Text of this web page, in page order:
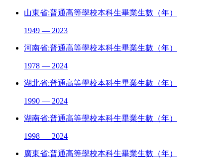
山東省:普通高等學校本科生畢業生數（年）
1949 — 2023
河南省:普通高等學校本科生畢業生數（年）
1978 — 2024
湖北省:普通高等學校本科生畢業生數（年）
1990 — 2024
湖南省:普通高等學校本科生畢業生數（年）
1998 — 2024
廣東省:普通高等學校本科生畢業生數（年）